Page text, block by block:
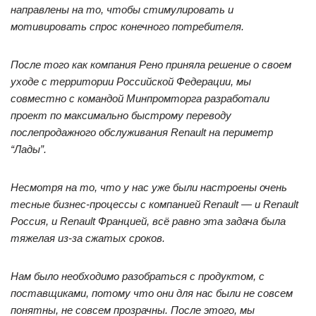
направлены на то, чтобы стимулировать и
мотивировать спрос конечного потребителя.
После того как компания Рено приняла решение о своем
уходе с территории Российской Федерации, мы
совместно с командой Минпромторга разработали
проект по максимально быстрому переводу
послепродажного обслуживания Renault на периметр
“Лады”.
Несмотря на то, что у нас уже были настроены очень
тесные бизнес-процессы с компанией Renault — и Renault
Россия, и Renault Францией, всё равно эта задача была
тяжелая из-за сжатых сроков.
Нам было необходимо разобраться с продуктом, с
поставщиками, потому что они для нас были не совсем
понятны, не совсем прозрачны. После этого, мы